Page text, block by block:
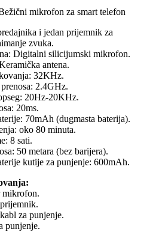
mikrofon za smart telefon
i jedan prijemnik za
zvuka.
Digitalni silicijumski mikrofon.
antena.
32KHz.
2.4GHz.
20Hz-20KHz.
20ms.
70mAh (dugmasta baterija).
oko 80 minuta.
8 sati.
50 metara (bez barijera).
kutije za punjenje: 600mAh.
mikrofon.
za punjenje.
punjenje.